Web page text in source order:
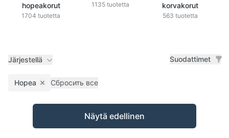
hopeakorut
1704 tuotetta
1135 tuotetta
korvakorut
563 tuotetta
Järjestellä Suodattimet
Hopea Remove filter
Сбросить все
Tuotteet
Näytä edellinen